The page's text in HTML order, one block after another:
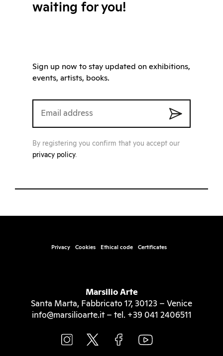
waiting for you!
Sign up now to stay updated on exhibitions,
events, artists, books.
By registering you confirm that you accept our
privacy policy.
Privacy Cookies Ethical code Certificates
Marsilio Arte
Santa Marta, Fabbricato 17, 30123 – Venice
info@marsilioarte.it – tel. +39 041 2406511